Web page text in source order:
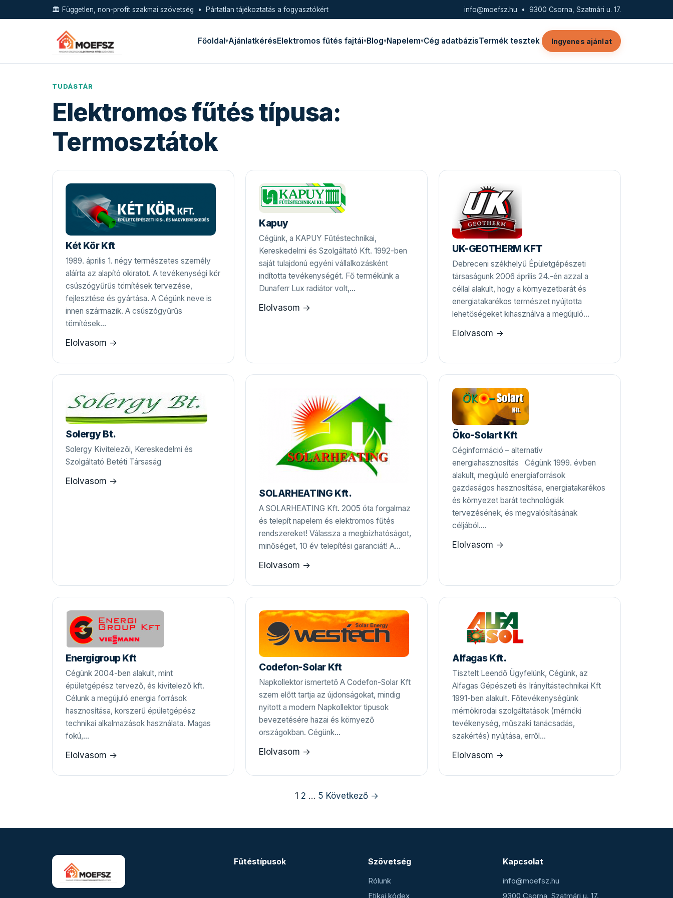
🏛️ Független, non-profit szakmai szövetség • Pártatlan tájékoztatás a fogyasztókért info@moefsz.hu • 9300 Csorna, Szatmári u. 17.
Főoldal AjánlatkérésElektromos fűtés fajtái Blog Napelem Cég adatbázisTermék tesztek Ingyenes ajánlat
TUDÁSTÁR
Elektromos fűtés típusa:
Termosztátok
Két Kör Kft
1989. április 1. négy természetes személy
aláírta az alapító okiratot. A tevékenységi kör
csúszógyűrűs tömítések tervezése,
fejlesztése és gyártása. A Cégünk neve is
innen származik. A csúszógyűrűs
tömítések…
Elolvasom →
Kapuy
Cégünk, a KAPUY Fűtéstechnikai,
Kereskedelmi és Szolgáltató Kft. 1992-ben
saját tulajdonú egyéni vállalkozásként
indította tevékenységét. Fő termékünk a
Dunaferr Lux radiátor volt,…
Elolvasom →
UK-GEOTHERM KFT
Debreceni székhelyű Épületgépészeti
társaságunk 2006 április 24.-én azzal a
céllal alakult, hogy a környezetbarát és
energiatakarékos természet nyújtotta
lehetőségeket kihasználva a megújuló…
Elolvasom →
Solergy Bt.
Solergy Kivitelezői, Kereskedelmi és
Szolgáltató Betéti Társaság
Elolvasom →
SOLARHEATING Kft.
A SOLARHEATING Kft. 2005 óta forgalmaz
és telepít napelem és elektromos fűtés
rendszereket! Válassza a megbízhatóságot,
minőséget, 10 év telepítési garanciát! A…
Elolvasom →
Öko-Solart Kft
Céginformáció – alternatív
energiahasznosítás Cégünk 1999. évben
alakult, megújuló energiaforrások
gazdaságos hasznosítása, energiatakarékos
és környezet barát technológiák
tervezésének, és megvalósításának
céljából.…
Elolvasom →
Energigroup Kft
Cégünk 2004-ben alakult, mint
épületgépész tervező, és kivitelező kft.
Célunk a megújuló energia források
hasznosítása, korszerű épületgépész
technikai alkalmazások használata. Magas
fokú,…
Elolvasom →
Codefon-Solar Kft
Napkollektor ismertető A Codefon-Solar Kft
szem előtt tartja az újdonságokat, mindig
nyitott a modern Napkollektor tipusok
bevezetésére hazai és környező
országokban. Cégünk…
Elolvasom →
Alfagas Kft.
Tisztelt Leendő Ügyfelünk, Cégünk, az
Alfagas Gépészeti és Irányítástechnikai Kft
1991-ben alakult. Főtevékenységünk
mérnökirodai szolgáltatások (mérnöki
tevékenység, műszaki tanácsadás,
szakértés) nyújtása, erről…
Elolvasom →
1 2 … 5 Következő →
Fűtéstípusok Szövetség
Rólunk
Etikai kódex
Kapcsolat
info@moefsz.hu
9300 Csorna, Szatmári u. 17.